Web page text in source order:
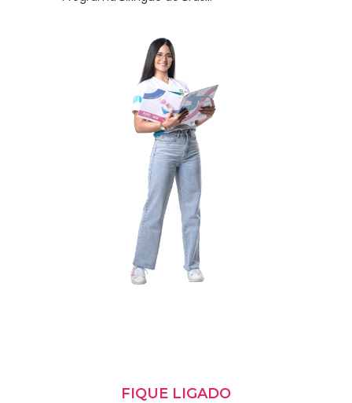
FIQUE LIGADO